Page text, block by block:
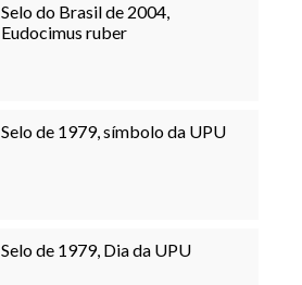
Selo do Brasil de 2004,
Eudocimus ruber
Selo de 1979, símbolo da UPU
Selo de 1979, Dia da UPU